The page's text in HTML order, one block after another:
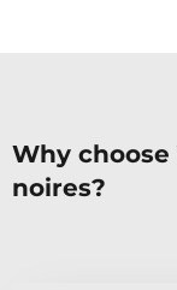
Why
noires?